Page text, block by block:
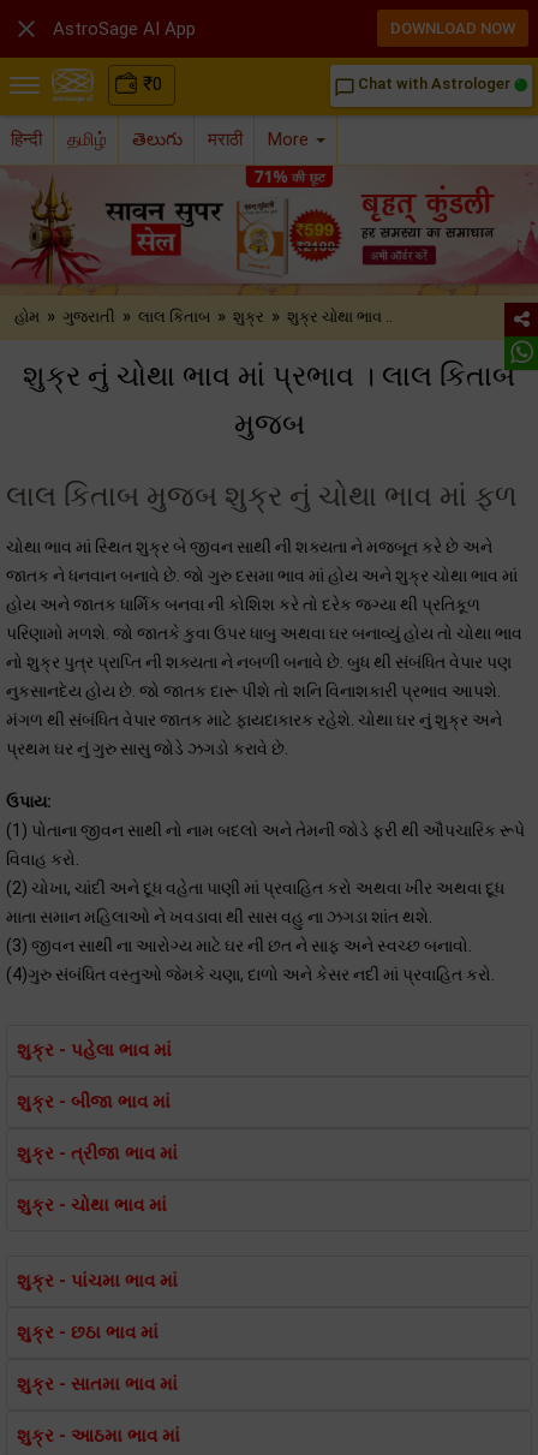
₹0 chat_bubble_outline Chat with Astrologer
हिन्दी தமிழ் తెలుగు मराठी More
હોમ » ગુજરાતી » લાલ કિતાબ » શુક્ર » શુક્ર ચોથા ભાવ ..
શુક્ર નું ચોથા ભાવ માં પ્રભાવ । લાલ કિતાબ
મુજબ
લાલ કિતાબ મુજબ શુક્ર નું ચોથા ભાવ માં ફળ
ચોથા ભાવ માં સ્થિત શુક્ર બે જીવન સાથી ની શક્યતા ને મજબૂત કરે છે અને
જાતક ને ધનવાન બનાવે છે. જો ગુરુ દસમા ભાવ માં હોય અને શુક્ર ચોથા ભાવ માં
હોય અને જાતક ધાર્મિક બનવા ની કોશિશ કરે તો દરેક જગ્યા થી પ્રતિકૂળ
પરિણામો મળશે. જો જાતકે કુવા ઉપર ધાબુ અથવા ઘર બનાવ્યું હોય તો ચોથા ભાવ
નો શુક્ર પુત્ર પ્રાપ્તિ ની શક્યતા ને નબળી બનાવે છે. બુધ થી સંબંધિત વેપાર પણ
નુકસાનદેય હોય છે. જો જાતક દારૂ પીશે તો શનિ વિનાશકારી પ્રભાવ આપશે.
મંગળ થી સંબંધિત વેપાર જાતક માટે ફાયદાકારક રહેશે. ચોથા ઘર નું શુક્ર અને
પ્રથમ ઘર નું ગુરુ સાસુ જોડે ઝગડો કરાવે છે.
ઉપાય:
(1) પોતાના જીવન સાથી નો નામ બદલો અને તેમની જોડે ફરી થી ઔપચારિક રૂપે
વિવાહ કરો.
(2) ચોખા, ચાંદી અને દૂધ વહેતા પાણી માં પ્રવાહિત કરો અથવા ખીર અથવા દૂધ
માતા સમાન મહિલાઓ ને ખવડાવા થી સાસ વહુ ના ઝગડા શાંત થશે.
(3) જીવન સાથી ના આરોગ્ય માટે ઘર ની છત ને સાફ અને સ્વચ્છ બનાવો.
(4)ગુરુ સંબંધિત વસ્તુઓ જેમકે ચણા, દાળો અને કેસર નદી માં પ્રવાહિત કરો.
શુક્ર - પહેલા ભાવ માં
શુક્ર - બીજા ભાવ માં
શુક્ર - ત્રીજા ભાવ માં
શુક્ર - ચોથા ભાવ માં
શુક્ર - પાંચમા ભાવ માં
શુક્ર - છઠા ભાવ માં
શુક્ર - સાતમા ભાવ માં
શુક્ર - આઠમા ભાવ માં
 AstroSage AI App DOWNLOAD NOW